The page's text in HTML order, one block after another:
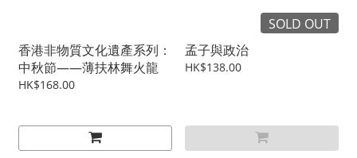
香港非物質文化遺產系列：
中秋節——薄扶林舞火龍
HK$168.00
SOLD OUT
孟子與政治
HK$138.00